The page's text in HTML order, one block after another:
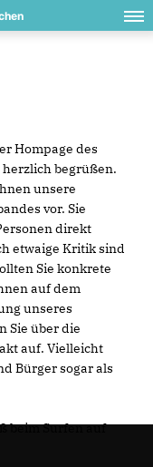
Hompage des
herzlich begrüßen.
unsere
vor. Sie
direkt
etwaige Kritik sind
Sie konkrete
auf dem
unseres
Sie über die
auf. Vielleicht
Bürger sogar als
beim Surfen auf